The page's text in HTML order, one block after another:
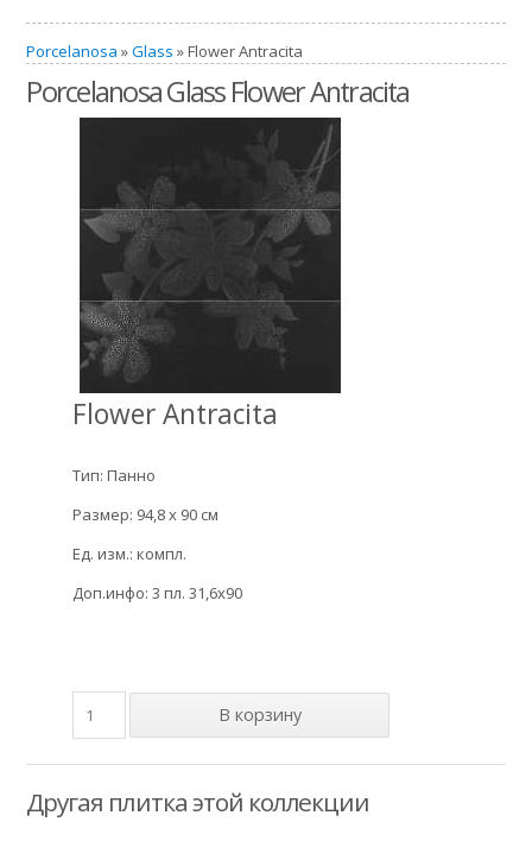
Porcelanosa »Glass » Flower Antracita
Porcelanosa Glass Flower Antracita
Flower Antracita
Тип: Панно
Размер: 94,8 x 90 см
Ед. изм.: компл.
Доп.инфо: 3 пл. 31,6x90
Другая плитка этой коллекции